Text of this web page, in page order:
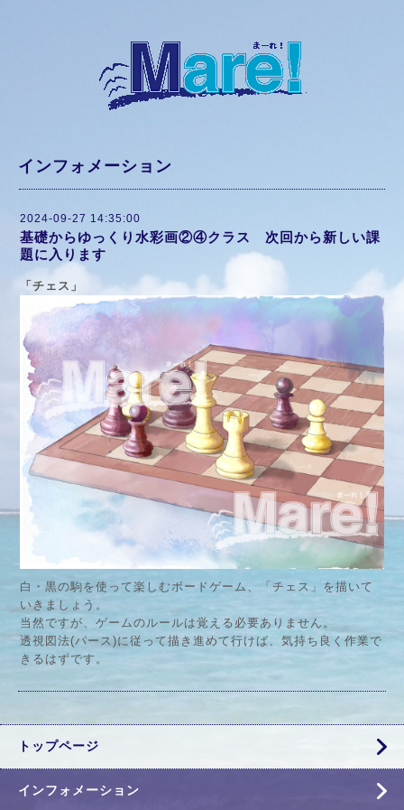
インフォメーション
2024-09-27 14:35:00
基礎からゆっくり水彩画②④クラス 次回から新しい課
題に入ります
「チェス」
白・黒の駒を使って楽しむボードゲーム、「チェス」を描いて
いきましょう。
当然ですが、ゲームのルールは覚える必要ありません。
透視図法(パース)に従って描き進めて行けば、気持ち良く作業で
きるはずです。
トップページ
インフォメーション